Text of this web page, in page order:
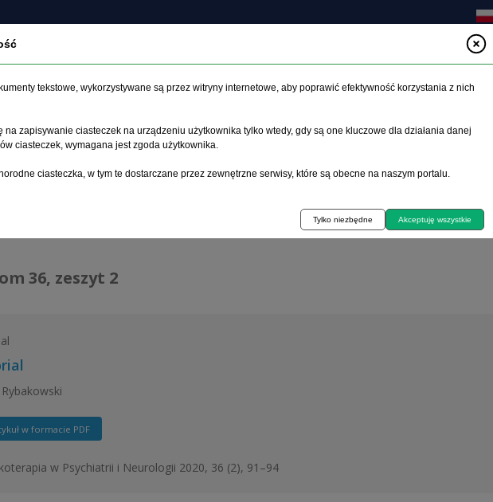
O czasopiśmie Zeszyt aktualny Archiwum Artykuły Instrukcje dla
>Archiwum>zeszyt 2
36, zeszyt 2
Rybakowski
w formacie PDF
w Psychiatrii i Neurologii 2020, 36 (2), 91–94
tekstowe, wykorzystywane są przez witryny internetowe, aby poprawić efektywność korzystania z nich
na zapisywanie ciasteczek na urządzeniu użytkownika tylko wtedy, gdy są one kluczowe dla działania danej
ciasteczek, wymagana jest zgoda użytkownika.
ciasteczka, w tym te dostarczane przez zewnętrzne serwisy, które są obecne na naszym portalu.
Tylko niezbędne Akceptuję wszystkie